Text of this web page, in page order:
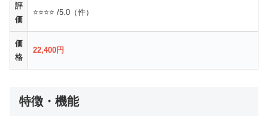
評
価
⭐⭐⭐⭐ /5.0（件）
価
格
22,400円
特徴・機能